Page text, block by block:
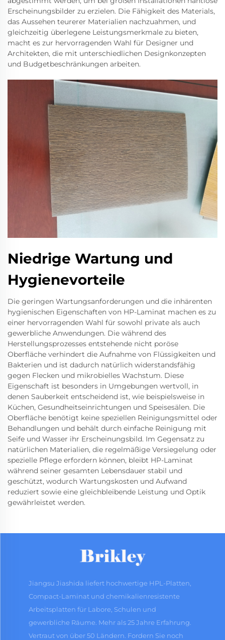
Erscheinungsbilder zu erzielen. Die Fähigkeit des Materials,
das Aussehen teurerer Materialien nachzuahmen, und
gleichzeitig überlegene Leistungsmerkmale zu bieten,
macht es zur hervorragenden Wahl für Designer und
Architekten, die mit unterschiedlichen Designkonzepten
und Budgetbeschränkungen arbeiten.
Niedrige Wartung und
Hygienevorteile
Die geringen Wartungsanforderungen und die inhärenten
hygienischen Eigenschaften von HP-Laminat machen es zu
einer hervorragenden Wahl für sowohl private als auch
gewerbliche Anwendungen. Die während des
Herstellungsprozesses entstehende nicht poröse
Oberfläche verhindert die Aufnahme von Flüssigkeiten und
Bakterien und ist dadurch natürlich widerstandsfähig
gegen Flecken und mikrobielles Wachstum. Diese
Eigenschaft ist besonders in Umgebungen wertvoll, in
denen Sauberkeit entscheidend ist, wie beispielsweise in
Küchen, Gesundheitseinrichtungen und Speisesälen. Die
Oberfläche benötigt keine speziellen Reinigungsmittel oder
Behandlungen und behält durch einfache Reinigung mit
Seife und Wasser ihr Erscheinungsbild. Im Gegensatz zu
natürlichen Materialien, die regelmäßige Versiegelung oder
spezielle Pflege erfordern können, bleibt HP-Laminat
während seiner gesamten Lebensdauer stabil und
geschützt, wodurch Wartungskosten und Aufwand
reduziert sowie eine gleichbleibende Leistung und Optik
gewährleistet werden.
Jiangsu Jiashida liefert hochwertige HPL-Platten,
Compact-Laminat und chemikalienresistente
Arbeitsplatten für Labore, Schulen und
gewerbliche Räume. Mehr als 25 Jahre Erfahrung.
Vertraut von über 50 Ländern. Fordern Sie noch